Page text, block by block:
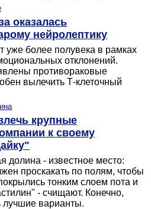
оказалась
нейролептику
более полувека в рамках
отклонений.
противораковые
вылечить Т-клеточный
крупные
к своему
долина - известное место:
проскакать по полям, чтобы
тонким слоем пота и
- счищают. Конечно,
лучшие варианты.